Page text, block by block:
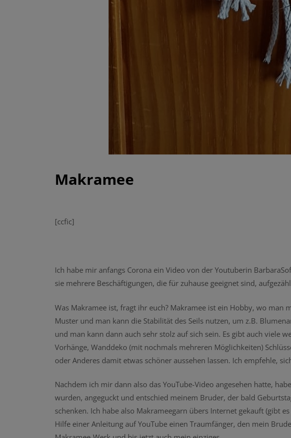
Makramee
[ccfic]
Ich habe mir anfangs Corona ein Video von der Youtuberin
sie mehrere Beschäftigungen, die für zuhause geeignet sind,
Was Makramee ist, fragt ihr euch? Makramee ist ein Hobby, wo
Muster und man kann die Stabilität des Seils nutzen, um z.B.
und man kann dann auch sehr stolz auf sich sein. Es gibt auch viele
Vorhänge, Wanddeko (mit nochmals mehreren Möglichkeiten)
oder Anderes damit etwas schöner aussehen lassen. Ich empfehle,
Nachdem ich mir dann also das YouTube-Video angesehen hatte,
wurden, angeguckt und entschied meinem Bruder, der bald
schenken. Ich habe also Makrameegarn übers Internet gekauft (gibt
Hilfe einer Anleitung auf YouTube einen Traumfänger, den mein